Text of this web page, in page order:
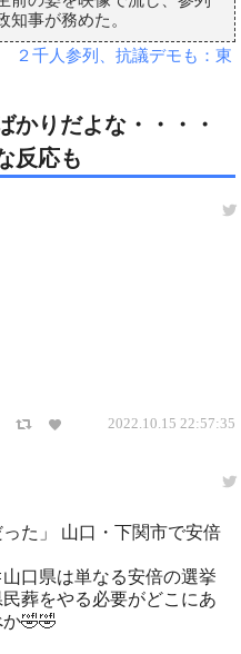
事が務めた。
２千人参列、抗議デモも：東
かりだよな・・・・
反応も
2022.10.15 22:57:35
た」 山口・下関市で安倍
口県は単なる安倍の選挙
葬をやる必要がどこにあ
🤣🤣